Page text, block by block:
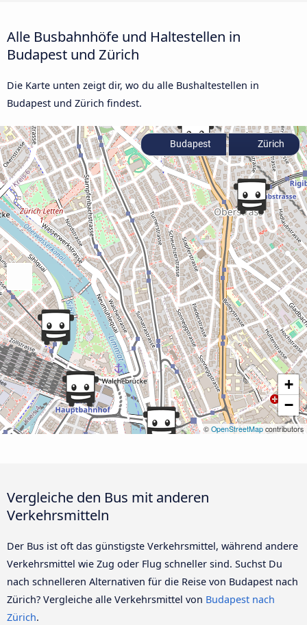
Alle Busbahnhöfe und Haltestellen in
Budapest und Zürich
Die Karte unten zeigt dir, wo du alle Bushaltestellen in
Budapest und Zürich findest.
+
−
© OpenStreetMap contributors
Budapest Zürich
Vergleiche den Bus mit anderen
Verkehrsmitteln
Der Bus ist oft das günstigste Verkehrsmittel, während andere
Verkehrsmittel wie Zug oder Flug schneller sind. Suchst Du
nach schnelleren Alternativen für die Reise von Budapest nach
Zürich? Vergleiche alle Verkehrsmittel von Budapest nach
Zürich.